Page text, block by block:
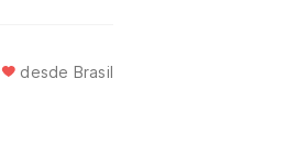
desde Brasil